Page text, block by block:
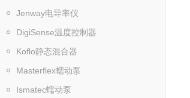
Jenway电导率仪
DigiSense温度控制器
Koflo静态混合器
Masterflex蠕动泵
Ismatec蠕动泵